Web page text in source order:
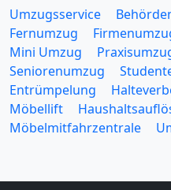
Umzugsservice
Fernumzug
Mini Umzug
Seniorenumzug
Entrümpelung
Möbellift
Möbelmitfahrzentrale